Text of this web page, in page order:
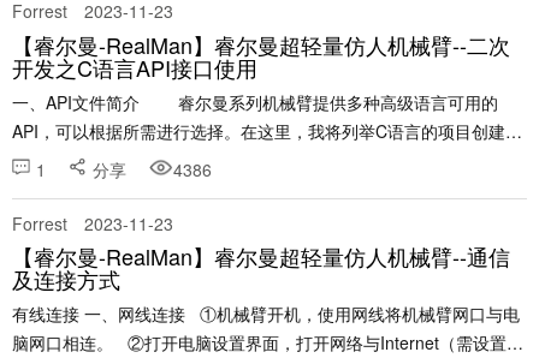
Forrest 2023-11-23
【睿尔曼-RealMan】睿尔曼超轻量仿人机械臂--二次
开发之C语言API接口使用
一、API文件简介 睿尔曼系列机械臂提供多种高级语言可用的
API，可以根据所需进行选择。在这里，我将列举C语言的项目创建及
接口使用。 本......
1 分享 4386
Forrest 2023-11-23
【睿尔曼-RealMan】睿尔曼超轻量仿人机械臂--通信
及连接方式
有线连接 一、网线连接 ①机械臂开机，使用网线将机械臂网口与电
脑网口相连。 ②打开电脑设置界面，打开网络与Internet（需设置电